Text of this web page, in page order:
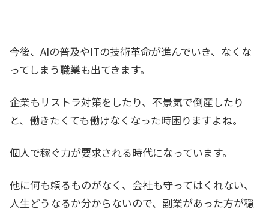
今後、AIの普及やITの技術革命が進んでいき、なくな
ってしまう職業も出てきます。
企業もリストラ対策をしたり、不景気で倒産したり
と、働きたくても働けなくなった時困りますよね。
個人で稼ぐ力が要求される時代になっています。
他に何も頼るものがなく、会社も守ってはくれない、
人生どうなるか分からないので、副業があった方が穏